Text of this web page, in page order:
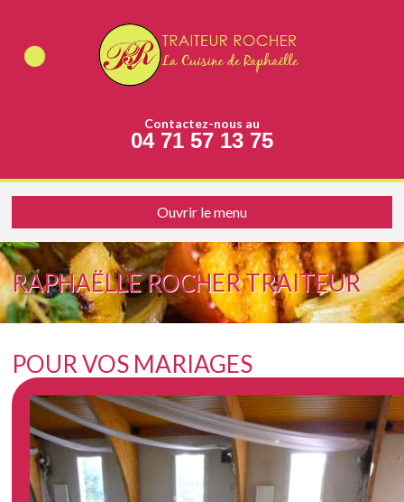
Contactez-nous au
04 71 57 13 75
Ouvrir le menu
RAPHAËLLE ROCHER TRAITEUR
POUR VOS MARIAGES